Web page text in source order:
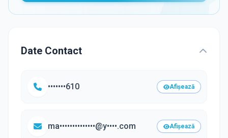
Date Contact
•••••••610 Afișează
ma••••••••••••••@y••••.com Afișează